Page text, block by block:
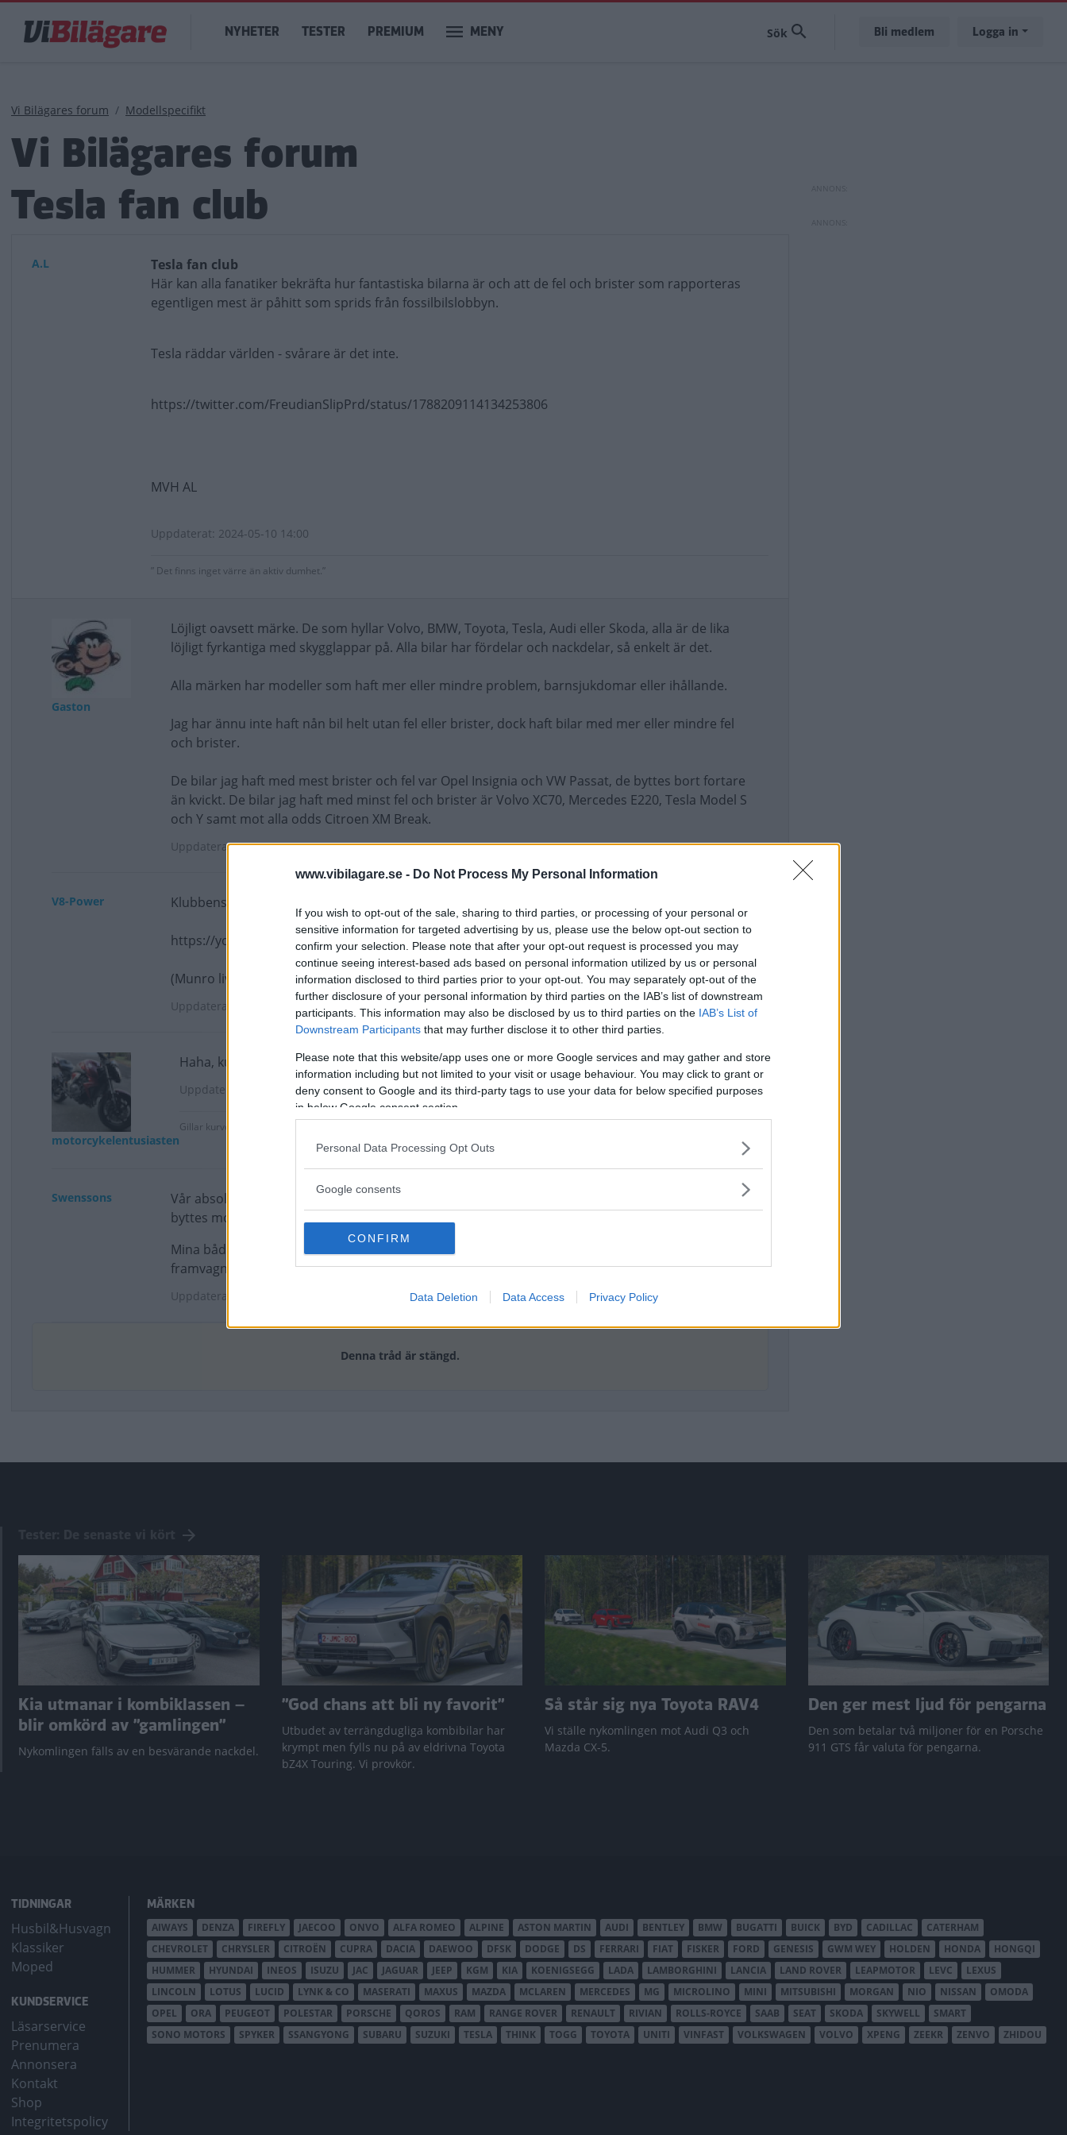
www.vibilagare.se - Do Not Process My Personal Information
If you wish to opt-out of the sale, sharing to third parties, or processing of your personal or
sensitive information for targeted advertising by us, please use the below opt-out section to
confirm your selection. Please note that after your opt-out request is processed you may
continue seeing interest-based ads based on personal information utilized by us or personal
information disclosed to third parties prior to your opt-out. You may separately opt-out of the
further disclosure of your personal information by third parties on the IAB’s list of downstream
participants. This information may also be disclosed by us to third parties on the IAB’s List of
Downstream Participants that may further disclose it to other third parties.
Please note that this website/app uses one or more Google services and may gather and store
information including but not limited to your visit or usage behaviour. You may click to grant or
deny consent to Google and its third-party tags to use your data for below specified purposes
in below Google consent section.
Personal Data Processing Opt Outs
Google consents
CONFIRM
Data Deletion Data Access Privacy Policy
huvudinnehåll
Main
navigation
NYHETER TESTER PREMIUM MENY Bli medlem Logga in
Länkstig
Vi Bilägares forum Modellspecifikt
Vi Bilägares forum
Tesla fan club
A.L
Tesla fan club
Här kan alla fanatiker bekräfta hur fantastiska bilarna är och att de fel och brister som rapporteras
egentligen mest är påhitt som sprids från fossilbilslobbyn.
Tesla räddar världen - svårare är det inte.
https://twitter.com/FreudianSlipPrd/status/1788209114134253806
MVH AL
Uppdaterat: 2024-05-10 14:00
” Det finns inget värre än aktiv dumhet.”
Gaston
Löjligt oavsett märke. De som hyllar Volvo, BMW, Toyota, Tesla, Audi eller Skoda, alla är de lika
löjligt fyrkantiga med skygglappar på. Alla bilar har fördelar och nackdelar, så enkelt är det.
Alla märken har modeller som haft mer eller mindre problem, barnsjukdomar eller ihållande.
Jag har ännu inte haft nån bil helt utan fel eller brister, dock haft bilar med mer eller mindre fel
och brister.
De bilar jag haft med mest brister och fel var Opel Insignia och VW Passat, de byttes bort fortare
än kvickt. De bilar jag haft med minst fel och brister är Volvo XC70, Mercedes E220, Tesla Model S
och Y samt mot alla odds Citroen XM Break.
Uppdaterat: 2024-05-10 14:29
V8-Power Klubbens bästa Youtube-källa
https://youtu.be/zl4VjvZu5os?si=wO2zlnjMLbjnuV7X
(Munro live)
Uppdaterat: 2024-05-10 16:26
motorcykelentusiasten
Haha, kul rant.
Uppdaterat: 2024-05-10 19:31
Gillar kurvor och rondeller
Swenssons
Vår absolut mest felfria bil är VW ID3 från -22 som hann rulla strax under 30 000 mil innan den
byttes mot en ny ID 3 häromveckan.
Mina båda bröder kör däremot Teslor X resp S och är genuint nöjda frånsett att länkarmarna i
framvagnen bytts några gånger under ca 35 000 mils körning. Han arbetar som distriktsläkare.
Uppdaterat: 2024-05-10 23:30
Denna tråd är stängd.
Kia utmanar i kombiklassen –
blir omkörd av ”gamlingen”
Nykomlingen fälls av en besvärande nackdel.
”God chans att bli ny favorit”
Utbudet av terrängdugliga kombibilar har
krympt men fylls nu på av eldrivna Toyota
bZ4X Touring. Vi provkör.
Så står sig nya Toyota RAV4
Vi ställe nykomlingen mot Audi Q3 och
Mazda CX-5.
Den ger mest ljud för pengarna
Den som betalar två miljoner för en Porsche
911 GTS får valuta för pengarna.
TIDNINGAR
Husbil&Husvagn
Klassiker
Moped
KUNDSERVICE
Läsarservice
Prenumera
Annonsera
Kontakt
Shop
Integritetspolicy
MÄRKEN
AIWAYS DENZA FIREFLY JAECOO ONVO ALFA ROMEO ALPINE ASTON MARTIN AUDI BENTLEY BMW BUGATTI BUICK BYD CADILLAC
CATERHAM
CHEVROLET
CHRYSLER CITROËN CUPRA DACIA DAEWOO DFSK DODGE DS FERRARI FIAT FISKER FORD GENESIS GWM WEY HOLDEN HONDA
HONGQI
HUMMER
HYUNDAI INEOS ISUZU JAC JAGUAR JEEP KGM KIA KOENIGSEGG LADA LAMBORGHINI LANCIA LAND ROVER LEAPMOTOR LEVC
LEXUS
LINCOLN
LOTUS LUCID LYNK & CO MASERATI MAXUS MAZDA MCLAREN MERCEDES MG MICROLINO MINI MITSUBISHI MORGAN NIO NISSAN
OMODA
OPEL
ORA PEUGEOT POLESTAR PORSCHE QOROS RAM RANGE ROVER RENAULT RIVIAN ROLLS-ROYCE SAAB SEAT SKODA SKYWELL
SMART
SONO MOTORS
SPYKER SSANGYONG SUBARU SUZUKI TESLA THINK TOGG TOYOTA UNITI VINFAST VOLKSWAGEN VOLVO XPENG ZEEKR ZENVO ZHIDOU